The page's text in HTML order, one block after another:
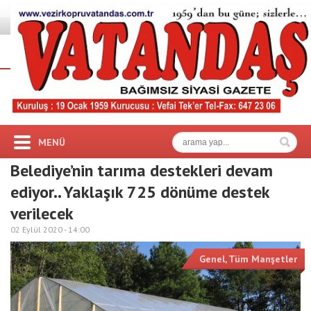
MENÜ
Belediye’nin tarıma destekleri devam
ediyor.. Yaklaşık 725 dönüme destek
verilecek
02 Eylül 2020 - 14:00
Genel,Tüm Manşetler